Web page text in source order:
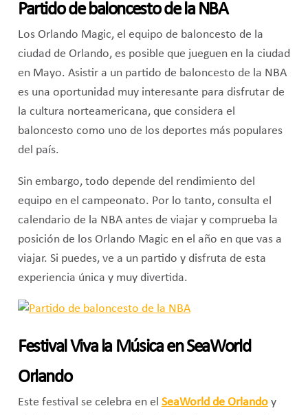
Partido de baloncesto de la NBA
Los Orlando Magic, el equipo de baloncesto de la
ciudad de Orlando, es posible que jueguen en la ciudad
en Mayo. Asistir a un partido de baloncesto de la NBA
es una oportunidad muy interesante para disfrutar de
la cultura norteamericana, que considera el
baloncesto como uno de los deportes más populares
del país.
Sin embargo, todo depende del rendimiento del
equipo en el campeonato. Por lo tanto, consulta el
calendario de la NBA antes de viajar y comprueba la
posición de los Orlando Magic en el año en que vas a
viajar. Si puedes, ve a un partido y disfruta de esta
experiencia única y muy divertida.
Festival Viva la Música en SeaWorld
Orlando
Este festival se celebra en el SeaWorld de Orlandoy